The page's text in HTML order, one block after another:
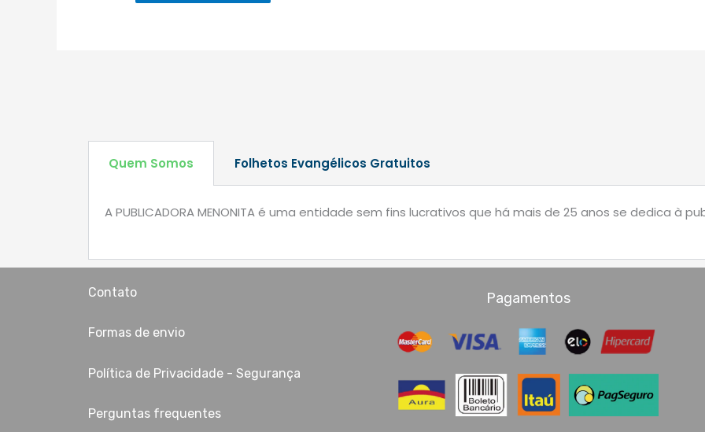
Quem Somos Folhetos Evangélicos Gratuitos
A PUBLICADORA MENONITA é uma entidade sem fins lucrativos que há mais de 25 anos se dedica à
Contato
Formas de envio
Política de Privacidade - Segurança
Perguntas frequentes
Pagamentos